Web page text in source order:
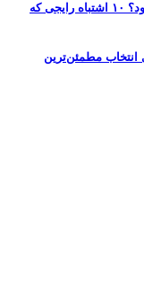
چرا باتری خودرو زودتر از موعد خراب می‌شود؟ ۱۰ اشتباه رایجی که
انتخاب مطمئن‌ترین